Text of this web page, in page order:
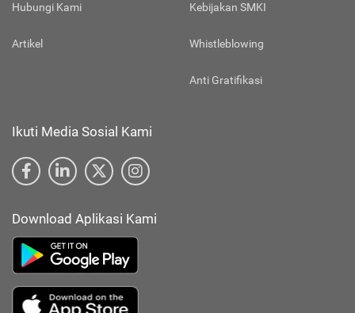
Hubungi Kami
Artikel
Kebijakan SMKI
Whistleblowing
Anti Gratifikasi
Ikuti Media Sosial Kami
Download Aplikasi Kami